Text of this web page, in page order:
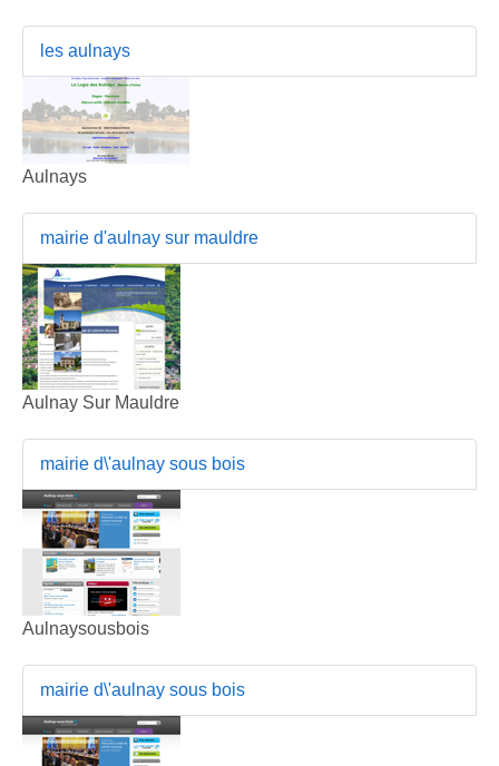
les aulnays
Aulnays
mairie d'aulnay sur mauldre
Aulnay Sur Mauldre
mairie d\'aulnay sous bois
Aulnaysousbois
mairie d\'aulnay sous bois